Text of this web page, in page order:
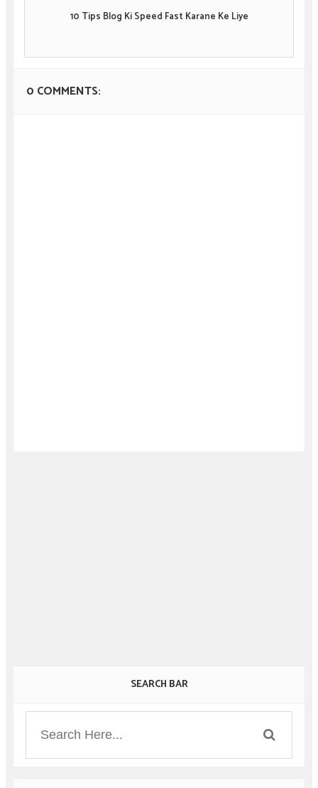
10 Tips Blog Ki Speed Fast Karane Ke Liye
0 COMMENTS:
SEARCH BAR